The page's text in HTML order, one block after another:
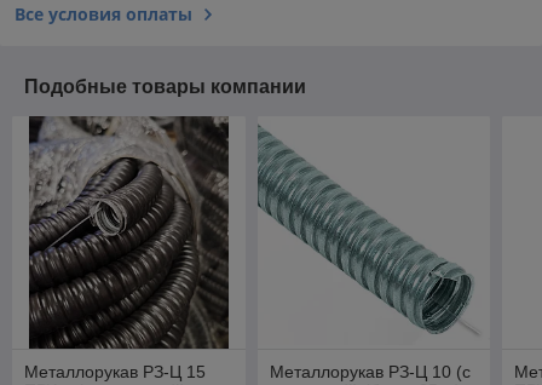
Все условия оплаты
Подобные товары компании
Металлорукав РЗ-Ц 15
Металлорукав РЗ-Ц 10 (с